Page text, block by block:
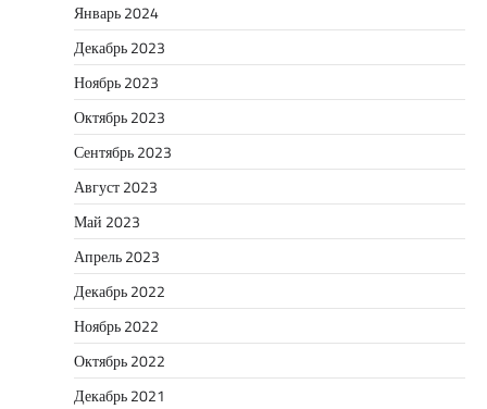
Январь 2024
Декабрь 2023
Ноябрь 2023
Октябрь 2023
Сентябрь 2023
Август 2023
Май 2023
Апрель 2023
Декабрь 2022
Ноябрь 2022
Октябрь 2022
Декабрь 2021